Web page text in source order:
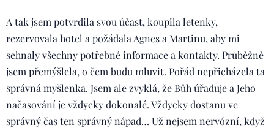
A tak jsem potvrdila svou účast, koupila letenky,
rezervovala hotel a požádala Agnes a Martinu, aby mi
sehnaly všechny potřebné informace a kontakty. Průběžně
jsem přemýšlela, o čem budu mluvit. Pořád nepřicházela ta
správná myšlenka. Jsem ale zvyklá, že Bůh úřaduje a Jeho
načasování je vždycky dokonalé. Vždycky dostanu ve
správný čas ten správný nápad… Už nejsem nervózní, když